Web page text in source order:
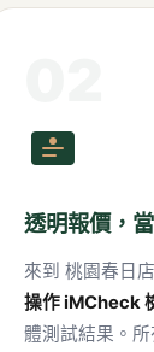
透明報價，
來到 桃園春日店
操作 iMCheck
體測試結果。